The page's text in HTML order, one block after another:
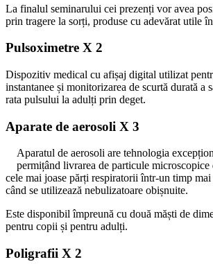
La finalul seminarului cei prezenți vor avea
prin tragere la sorți, produse cu adevărat utile
Pulsoximetre X 2
Dispozitiv medical cu afișaj digital utilizat
instantanee și monitorizarea de scurtă durată a
rata pulsului la adulți prin deget.
Aparate de aerosoli X 3
Aparatul de aerosoli are tehnologia
permițând livrarea de particule microscopice
cele mai joase părți respiratorii într-un timp mai
când se utilizează nebulizatoare obișnuite.
Este disponibil împreună cu două măști de
pentru copii și pentru adulți.
Poligrafii X 2